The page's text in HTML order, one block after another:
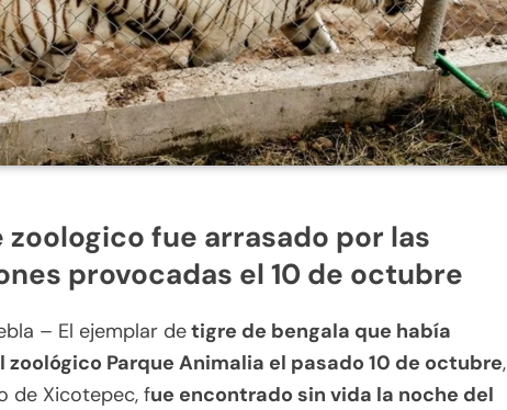
zoologico fue arrasado por las
provocadas el 10 de octubre
– El ejemplar detigre de bengala que había
zoológico Parque Animalia el pasado 10 de octubre,
de Xicotepec, fue encontrado sin vida la noche del